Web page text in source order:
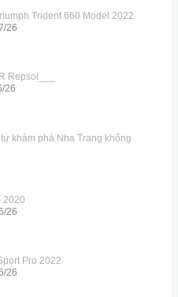
Trident 660 Model 2022
26
Repsol___
26
khám phá Nha Trang không
2020
26
Pro 2022
26